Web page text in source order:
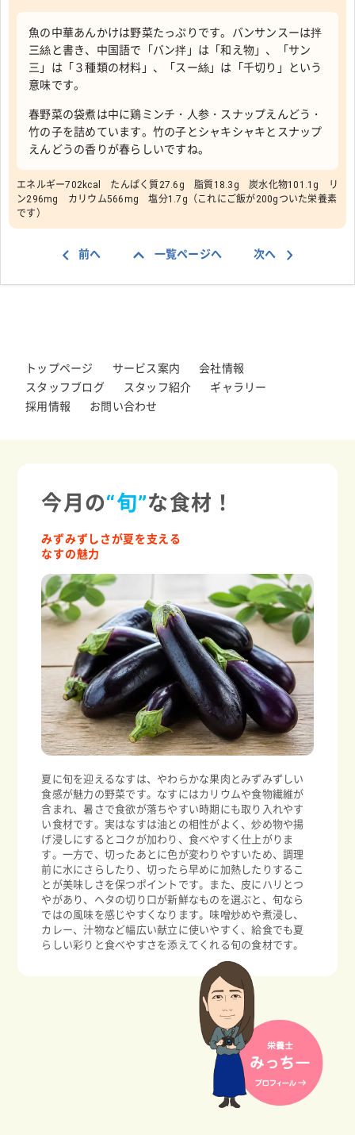
魚の中華あんかけは野菜たっぷりです。バンサンスーは拌
三絲と書き、中国語で「バン拌」は「和え物」、「サン
三」は「３種類の材料」、「スー絲」は「千切り」という
意味です。
春野菜の袋煮は中に鶏ミンチ・人参・スナップえんどう・
竹の子を詰めています。竹の子とシャキシャキとスナップ
えんどうの香りが春らしいですね。
エネルギー702kcal たんぱく質27.6g 脂質18.3g 炭水化物101.1g リ
ン296mg カリウム566mg 塩分1.7g（これにご飯が200gついた栄養素
です）
前へ 一覧ページへ 次へ
トップページ サービス案内
会社情報
スタッフブログ
スタッフ紹介
ギャラリー
採用情報
お問い合わせ
今月の“旬”な食材！
みずみずしさが夏を支える
なすの魅力
夏に旬を迎えるなすは、やわらかな果肉とみずみずしい
食感が魅力の野菜です。なすにはカリウムや食物繊維が
含まれ、暑さで食欲が落ちやすい時期にも取り入れやす
い食材です。実はなすは油との相性がよく、炒め物や揚
げ浸しにするとコクが加わり、食べやすく仕上がりま
す。一方で、切ったあとに色が変わりやすいため、調理
前に水にさらしたり、切ったら早めに加熱したりするこ
とが美味しさを保つポイントです。また、皮にハリとつ
やがあり、ヘタの切り口が新鮮なものを選ぶと、旬なら
ではの風味を感じやすくなります。味噌炒めや煮浸し、
カレー、汁物など幅広い献立に使いやすく、給食でも夏
らしい彩りと食べやすさを添えてくれる旬の食材です。